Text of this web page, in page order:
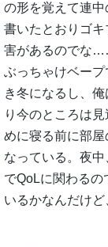
の形を覚えて連
書いたとおりゴ
害があるのでな
ぶっちゃけベー
き冬になるし、
り今のところは
めに寝る前に部
なっている。夜
でQoLに関わるの
いるかなんだけど